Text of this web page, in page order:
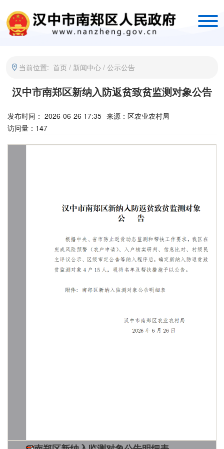
当前位置: 首页 / 新闻中心 / 公示公告
汉中市南郑区新纳入防返贫致贫监测对象公告
发布时间： 2026-06-26 17:35 来源： 区农业农村局
访问量： 147